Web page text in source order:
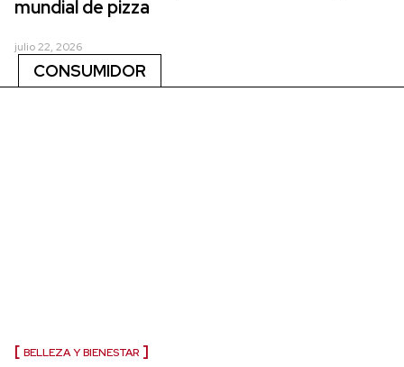
mundial de pizza
julio 22, 2026
CONSUMIDOR
BELLEZA Y BIENESTAR